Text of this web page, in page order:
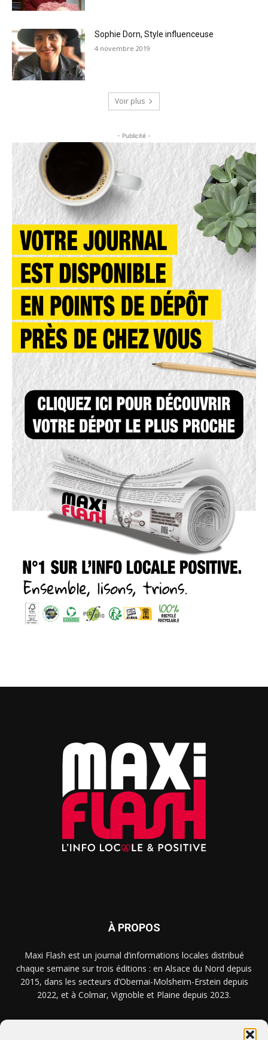
Sophie Dorn, Style influenceuse
4 novembre 2019
Voir plus
- Publicité -
À PROPOS
Maxi Flash est un journal d’informations locales distribué
chaque semaine sur trois éditions : en Alsace du Nord depuis
2015, dans les secteurs d’Obernai-Molsheim-Erstein depuis
2022, et à Colmar, Vignoble et Plaine depuis 2023.